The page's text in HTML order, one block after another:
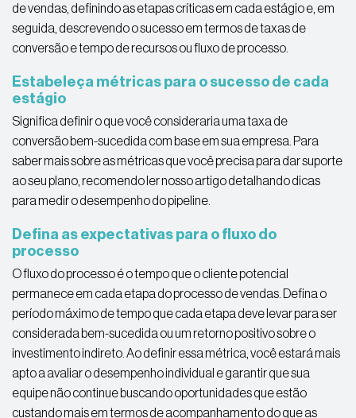
de vendas, definindo as etapas críticas em cada estágio e, em
seguida, descrevendo o sucesso em termos de taxas de
conversão e tempo de recursos ou fluxo de processo.
Estabeleça métricas para o sucesso de cada
estágio
Significa definir o que você consideraria uma taxa de
conversão bem-sucedida com base em sua empresa. Para
saber mais sobre as métricas que você precisa para dar suporte
ao seu plano, recomendo ler nosso artigo detalhando dicas
para medir o desempenho do pipeline.
Defina as expectativas para o fluxo do
processo
O fluxo do processo é o tempo que o cliente potencial
permanece em cada etapa do processo de vendas. Defina o
período máximo de tempo que cada etapa deve levar para ser
considerada bem-sucedida ou um retorno positivo sobre o
investimento indireto. Ao definir essa métrica, você estará mais
apto a avaliar o desempenho individual e garantir que sua
equipe não continue buscando oportunidades que estão
custando mais em termos de acompanhamento do que as